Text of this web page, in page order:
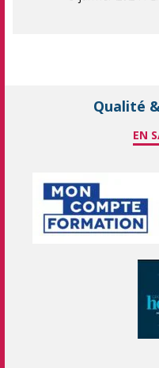
Qualité
EN